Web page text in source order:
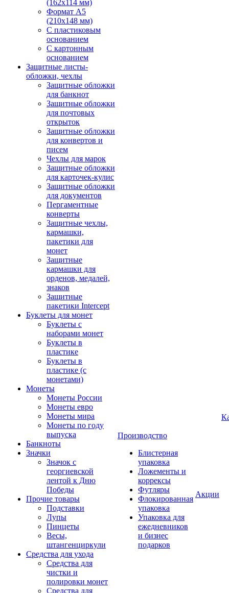
(162х114 мм)
Формат А5
(210х148 мм)
С пластиковым
основанием
С картонным
основанием
Защитные листы-
обложки, чехлы
Защитные обложки
для банкнот
Защитные обложки
для почтовых
открыток
Защитные обложки
для конвертов и
писем
Чехлы для марок
Защитные обложки
для карточек-кулис
Защитные обложки
для документов
Пергаментные
конверты
Защитные чехлы,
кармашки,
пакетики для
монет
Защитные
кармашки для
орденов, медалей,
знаков
Защитные
пакетики Intercept
Буклеты для монет
Буклеты с
наборами монет
Буклеты в
пластике
Буклеты в
пластике (с
монетами)
Монеты
Монеты России
Монеты евро
Монеты мира
Монеты по году
выпуска
Банкноты
Значки
Значок с
георгиевской
лентой к Дню
Победы
Прочие товары
Подставки
Лупы
Пинцеты
Весы,
штангенциркули
Средства для ухода
Средства для
чистки и
полировки монет
Средства для
Производство
Блистерная
упаковка
Ложементы и
коррексы
Футляры
Флокированная
упаковка
Упаковка для
ежедневников
и бизнес
подарков
Акции